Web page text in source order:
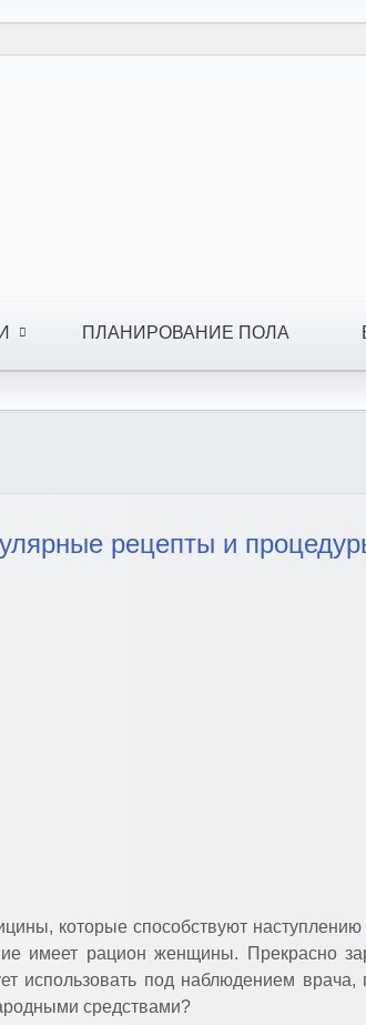
ПЛАНИРОВАНИЕ ПОЛА
рецепты и
которые способствуют наступлению
имеет рацион женщины. Прекрасно
использовать под наблюдением врача,
средствами?